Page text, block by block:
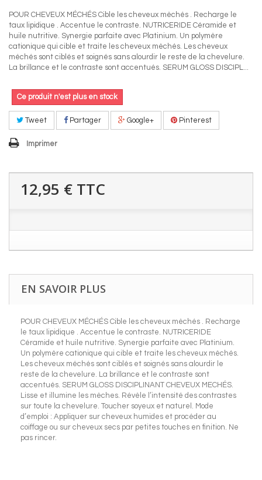
POUR CHEVEUX MÉCHÉS Cible les cheveux mèchés . Recharge le
taux lipidique . Accentue le contraste. NUTRICERIDE Céramide et
huile nutritive. Synergie parfaite avec Platinium. Un polymère
cationique qui cible et traite les cheveux mèchés. Les cheveux
méchés sont ciblés et soignés sans alourdir le reste de la chevelure.
La brillance et le contraste sont accentués. SERUM GLOSS DISCIPL...
Ce produit n'est plus en stock
Tweet Partager Google+ Pinterest
Imprimer
12,95 € TTC
EN SAVOIR PLUS
POUR CHEVEUX MÉCHÉS Cible les cheveux mèchés . Recharge
le taux lipidique . Accentue le contraste. NUTRICERIDE
Céramide et huile nutritive. Synergie parfaite avec Platinium.
Un polymère cationique qui cible et traite les cheveux mèchés.
Les cheveux méchés sont ciblés et soignés sans alourdir le
reste de la chevelure. La brillance et le contraste sont
accentués. SERUM GLOSS DISCIPLINANT CHEVEUX MECHÉS.
Lisse et illumine les mèches. Révèle l’intensité des contrastes
sur toute la chevelure. Toucher soyeux et naturel. Mode
d’emploi : Appliquer sur cheveux humides et procéder au
coiffage ou sur cheveux secs par petites touches en finition. Ne
pas rincer.